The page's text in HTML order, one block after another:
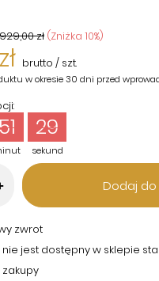
929,00 zł (Zniżka 10%)
brutto / szt.
w okresie 30 dni przed
51
sekund
28
Dodaj do
zwrot
nie jest dostępny w sklepie